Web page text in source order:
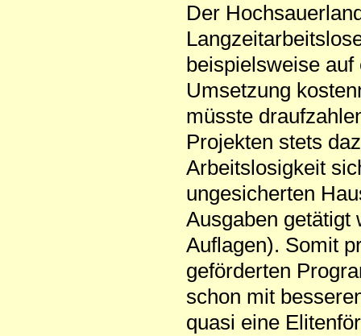
Der
beispielsweise
Umsetzung
müsste
Projekten stets
Arbeitslosigkeit
ungesicherten
Ausgaben getätigt
Auflagen). Somit
geförderten
schon mit
quasi eine